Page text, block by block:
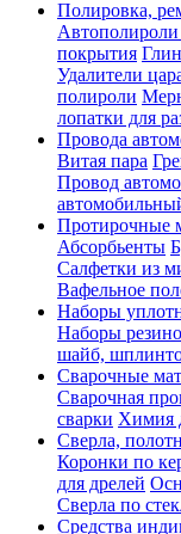
Полировка,
Автополироли
покрытия
Удалители
полироли
лопатки для
Провода
Витая пара
Провод
Протирочные
Абсорбьенты
Салфетки из
Вафельное
Наборы
Наборы
шайб,
Сварочные
Сварочная
сварки Химия
Сверла,
Коронки по
для дрелей
Сверла по
Средства